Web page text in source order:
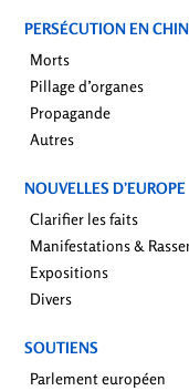
PERSÉCUTION EN
Morts
Pillage d’organes
Propagande
Autres
NOUVELLES D’EUROPE
Clarifier les faits
Manifestations &
Expositions
Divers
SOUTIENS
Parlement européen